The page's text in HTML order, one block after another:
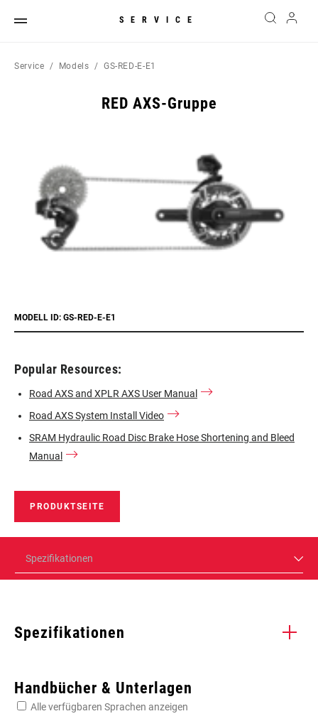
SERVICE
Service Models GS-RED-E-E1
RED AXS-Gruppe
MODELL ID: GS-RED-E-E1
Popular Resources:
Road AXS and XPLR AXS User Manual
Road AXS System Install Video
SRAM Hydraulic Road Disc Brake Hose Shortening and Bleed
Manual
PRODUKTSEITE
Spezifikationen
Spezifikationen
Handbücher & Unterlagen
Alle verfügbaren Sprachen anzeigen